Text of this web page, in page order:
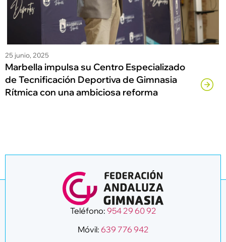
25 junio, 2025
Marbella impulsa su Centro Especializado
de Tecnificación Deportiva de Gimnasia
Rítmica con una ambiciosa reforma
Teléfono: 954 29 60 92
Móvil: 639 776 942